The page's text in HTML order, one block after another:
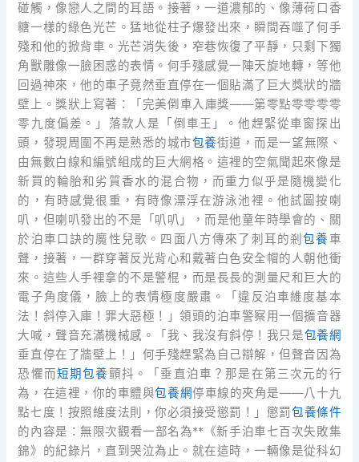
碰觸，像戀人之間的耳語。接著，一道濃郁的、像薄荷口香
糖一樣的綠色光芒。猛地從柱子爆發出來，瞬間吞噬了何手
殘和他的掀背車。光芒消失後，窄巷恢復了平靜，只剩下獨
角獸雕像一臉困惑的表情。何手殘感覺一陣天旋地轉，等他
回過神來，他的車子竟然垂直停在一個貼滿了巨大獎狀的牆
壁上。獎狀上寫著：「完美倒車入庫獎——第零點零零零零
零九度偏差。」落款人是「倒車王」。他趕緊從車窗探出
頭，發現周圍不再是熟悉的城市包養街道，而是一望無際、
由無數白線和編號組成的巨大網格。這裡的空氣聞起來像是
新買的輪胎和劣質香水的混合物，而重力似乎是隨機變化
的，有時感覺很重，有時像漂浮在游泳池裡。他試圖按喇
叭，但喇叭發出的不是「叭叭」，而是他童年時學會的、關
於泊車口訣的魔性兒歌。四面八方傳來了刺耳的剎包養車
聲，接著，一群穿著反光背心和戴著白色安全帽的人朝他衝
來。這些人手裡拿的不是警棍，而是長長的測量尺和巨大的
電子角度儀，臉上的表情極度嚴肅。「違反泊車維度基本
法！斜停入庫！罪大惡極！」領頭的泊車警察用一個擴音器
大喊，聲音充滿機械感。「我、我沒有斜停！我只是包養網
垂直停在了牆壁上！」何手殘趕緊為自己辯解，但聲音因為
恐懼而短期包養顫抖。「垂直泊車？那是在第三次元的行
為，在這裡，你的車體與包養網停車線的夾角是——八十九
點七度！按照維度法則，你必須接受懲罰！」懲罰包養條件
的內容是：無限次觀看一部名為**《新手泊車七百次失敗集
錦》的紀錄片，直到哭泣為止。就在這時，一輛像是從科幻